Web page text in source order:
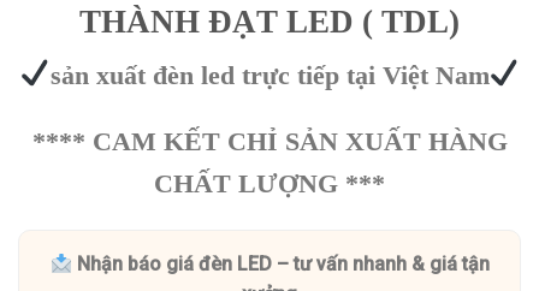
THÀNH ĐẠT LED ( TDL)
sản xuất đèn led trực tiếp tại Việt Nam
**** CAM KẾT CHỈ SẢN XUẤT HÀNG
CHẤT LƯỢNG ***
Nhận báo giá đèn LED – tư vấn nhanh & giá tận